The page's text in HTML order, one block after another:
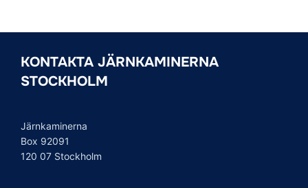
KONTAKTA JÄRNKAMINERNA
STOCKHOLM
Järnkaminerna
Box 92091
120 07 Stockholm